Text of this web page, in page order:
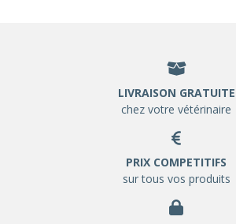
LIVRAISON GRATUITE
chez votre vétérinaire
PRIX COMPETITIFS
sur tous vos produits